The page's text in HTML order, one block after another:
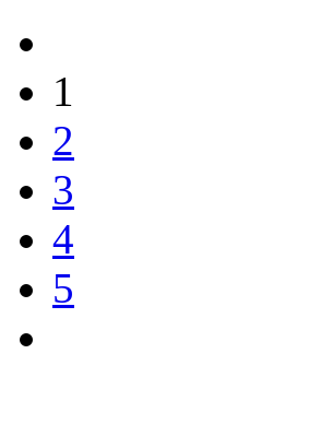
1
2
3
4
5